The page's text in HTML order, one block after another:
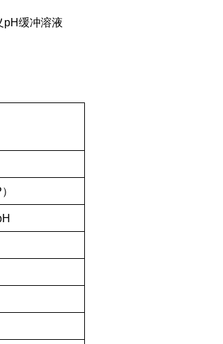
pH缓冲溶液